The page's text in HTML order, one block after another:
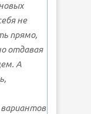
не
прямо,
отдавая
А